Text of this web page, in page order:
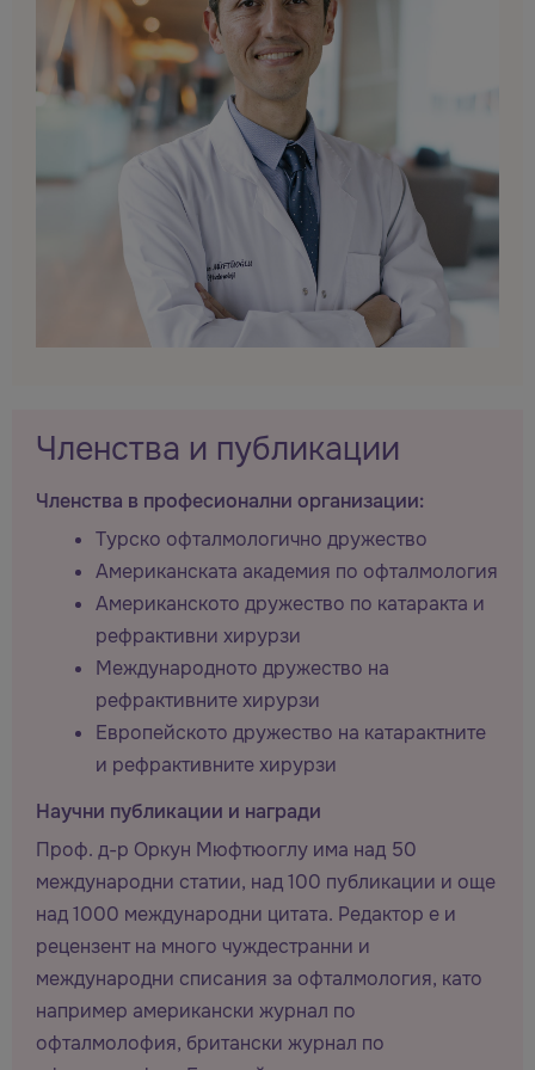
Членства и публикации
Членства в професионални организации:
Турско офталмологично дружество
Американската академия по офталмология
Американското дружество по катаракта и
рефрактивни хирурзи
Международното дружество на
рефрактивните хирурзи
Европейското дружество на катарактните
и рефрактивните хирурзи
Научни публикации и награди
Проф. д-р Оркун Мюфтюоглу има над 50
международни статии, над 100 публикации и още
над 1000 международни цитата. Редактор е и
рецензент на много чуждестранни и
международни списания за офталмология, като
например американски журнал по
офталмолофия, британски журнал по